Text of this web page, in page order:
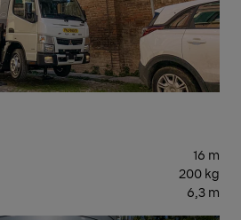
16 m
200 kg
6,3 m